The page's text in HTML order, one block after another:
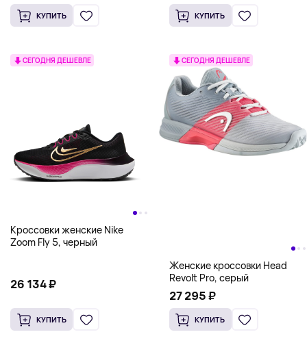
КУПИТЬ КУПИТЬ
СЕГОДНЯ ДЕШЕВЛЕ
Кроссовки женские Nike
Zoom Fly 5, черный
26 134 ₽
КУПИТЬ
СЕГОДНЯ ДЕШЕВЛЕ
Женские кроссовки Head
Revolt Pro, серый
27 295 ₽
КУПИТЬ